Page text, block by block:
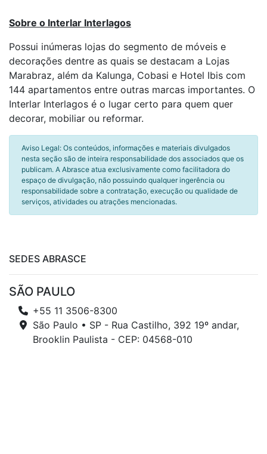
Sobre o Interlar Interlagos
Possui inúmeras lojas do segmento de móveis e
decorações dentre as quais se destacam a Lojas
Marabraz, além da Kalunga, Cobasi e Hotel Ibis com
144 apartamentos entre outras marcas importantes. O
Interlar Interlagos é o lugar certo para quem quer
decorar, mobiliar ou reformar.
Aviso Legal: Os conteúdos, informações e materiais divulgados
nesta seção são de inteira responsabilidade dos associados que os
publicam. A Abrasce atua exclusivamente como facilitadora do
espaço de divulgação, não possuindo qualquer ingerência ou
responsabilidade sobre a contratação, execução ou qualidade de
serviços, atividades ou atrações mencionadas.
SEDES ABRASCE
SÃO PAULO
+55 11 3506-8300
São Paulo • SP - Rua Castilho, 392 19º andar,
Brooklin Paulista - CEP: 04568-010